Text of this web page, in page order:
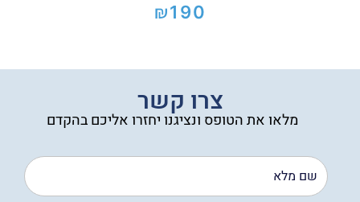
₪190
צרו קשר
מלאו את הטופס ונציגנו יחזרו אליכם בהקדם